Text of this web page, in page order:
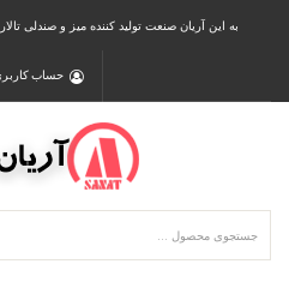
به این آریان صنعت تولید کننده میز و صندلی
حساب